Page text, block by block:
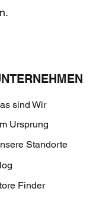
Ursprung
Standorte
sind Wir
Finder